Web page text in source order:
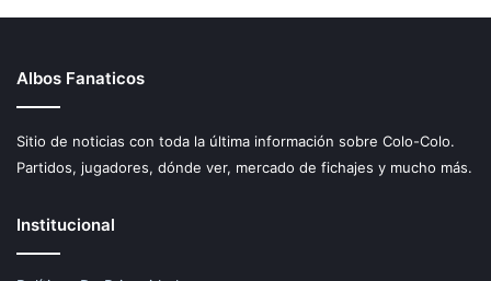
Albos Fanaticos
Sitio de noticias con toda la última información sobre Colo-Colo.
Partidos, jugadores, dónde ver, mercado de fichajes y mucho más.
Institucional